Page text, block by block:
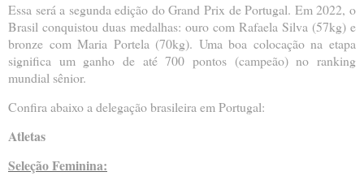
Essa será a segunda edição do Grand Prix de Portugal. Em 2022, o
Brasil conquistou duas medalhas: ouro com Rafaela Silva (57kg) e
bronze com Maria Portela (70kg). Uma boa colocação na etapa
significa um ganho de até 700 pontos (campeão) no ranking
mundial sênior.
Confira abaixo a delegação brasileira em Portugal:
Atletas
Seleção Feminina: